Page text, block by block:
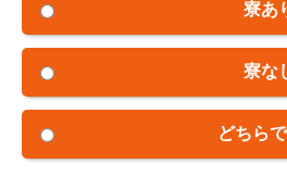
寮あ
寮な
どちら